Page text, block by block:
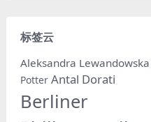
标签云
Aleksandra Lewandowska
Potter Antal Dorati
Berliner